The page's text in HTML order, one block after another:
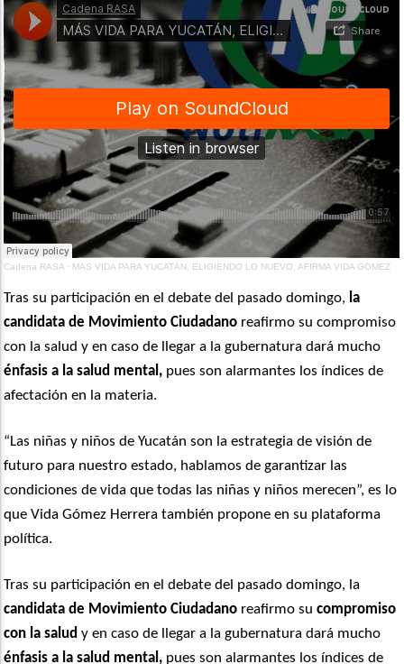
Cadena RASA · MÁS VIDA PARA YUCATÁN, ELIGIENDO LO NUEVO, AFIRMA VIDA GÓMEZ
Tras su participación en el debate del pasado domingo, la
candidata de Movimiento Ciudadano reafirmo su compromiso
con la salud y en caso de llegar a la gubernatura dará mucho
énfasis a la salud mental, pues son alarmantes los índices de
afectación en la materia.
“Las niñas y niños de Yucatán son la estrategia de visión de
futuro para nuestro estado, hablamos de garantizar las
condiciones de vida que todas las niñas y niños merecen”, es lo
que Vida Gómez Herrera también propone en su plataforma
política.
Tras su participación en el debate del pasado domingo, la
candidata de Movimiento Ciudadano reafirmo sucompromiso
con la salud y en caso de llegar a la gubernatura dará mucho
énfasis a la salud mental, pues son alarmantes los índices de